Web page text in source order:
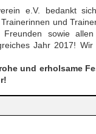
e.V. bedankt
und
sowie
Jahr 2017! Wir
und erholsame